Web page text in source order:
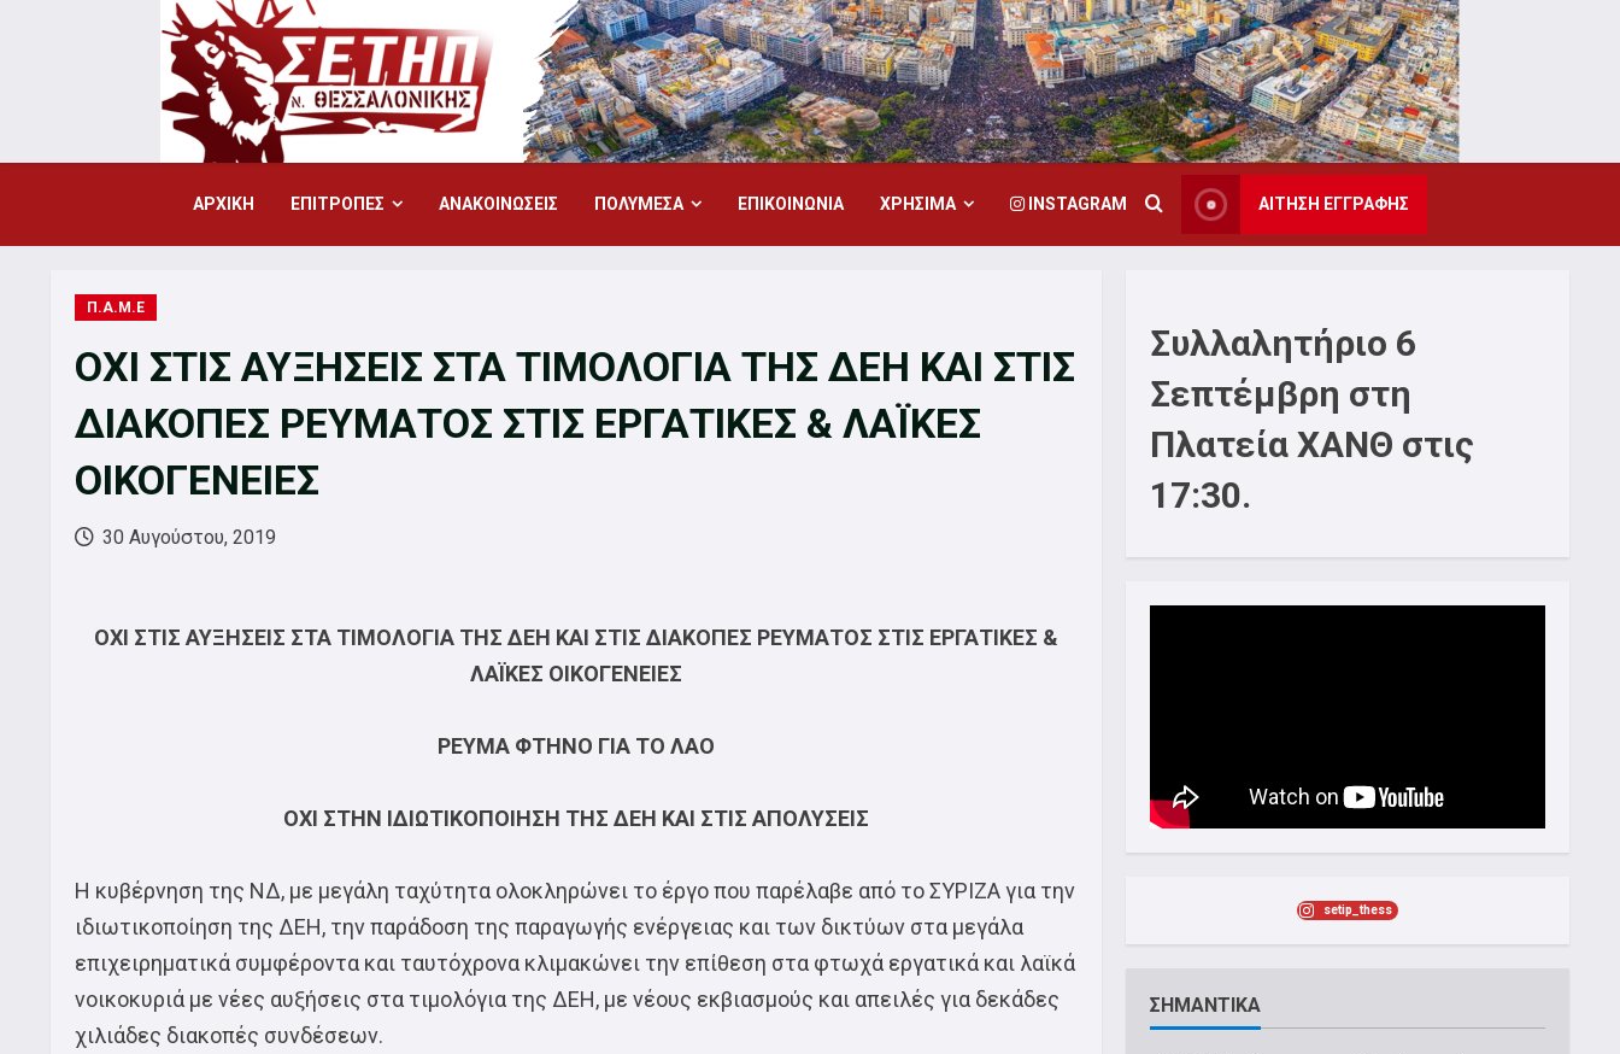
ΑΡΧΙΚΗ ΕΠΙΤΡΟΠΕΣ ΑΝΑΚΟΙΝΩΣΕΙΣ ΠΟΛΥΜΕΣΑ ΕΠΙΚΟΙΝΩΝΙΑ ΧΡΗΣΙΜΑ INSTAGRAM ΑΙΤΗΣΗ ΕΓΓΡΑΦΗΣ
Π.Α.Μ.Ε
ΟΧΙ ΣΤΙΣ ΑΥΞΗΣΕΙΣ ΣΤΑ ΤΙΜΟΛΟΓΙΑ ΤΗΣ ΔΕΗ ΚΑΙ ΣΤΙΣ
ΔΙΑΚΟΠΕΣ ΡΕΥΜΑΤΟΣ ΣΤΙΣ ΕΡΓΑΤΙΚΕΣ & ΛΑΪΚΕΣ
ΟΙΚΟΓΕΝΕΙΕΣ
30 Αυγούστου, 2019
ΟΧΙ ΣΤΙΣ ΑΥΞΗΣΕΙΣ ΣΤΑ ΤΙΜΟΛΟΓΙΑ ΤΗΣ ΔΕΗ ΚΑΙ ΣΤΙΣ ΔΙΑΚΟΠΕΣ ΡΕΥΜΑΤΟΣ ΣΤΙΣ ΕΡΓΑΤΙΚΕΣ &
ΛΑΪΚΕΣ ΟΙΚΟΓΕΝΕΙΕΣ
ΡΕΥΜΑ ΦΤΗΝΟ ΓΙΑ ΤΟ ΛΑΟ
ΟΧΙ ΣΤΗΝ ΙΔΙΩΤΙΚΟΠΟΙΗΣΗ ΤΗΣ ΔΕΗ ΚΑΙ ΣΤΙΣ ΑΠΟΛΥΣΕΙΣ
Η κυβέρνηση της ΝΔ, με μεγάλη ταχύτητα ολοκληρώνει το έργο που παρέλαβε από το ΣΥΡΙΖΑ για την
ιδιωτικοποίηση της ΔΕΗ, την παράδοση της παραγωγής ενέργειας και των δικτύων στα μεγάλα
επιχειρηματικά συμφέροντα και ταυτόχρονα κλιμακώνει την επίθεση στα φτωχά εργατικά και λαϊκά
νοικοκυριά με νέες αυξήσεις στα τιμολόγια της ΔΕΗ, με νέους εκβιασμούς και απειλές για δεκάδες
χιλιάδες διακοπές συνδέσεων.
Συλλαλητήριο 6
Σεπτέμβρη στη
Πλατεία ΧΑΝΘ στις
17:30.
setip_thess
ΣΗΜΑΝΤΙΚΑ